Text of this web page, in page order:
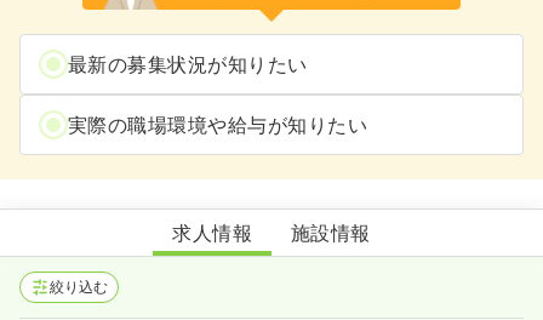
最新の募集状況が知りたい
実際の職場環境や給与が知りたい
訪問看護ステーションデューン相模原
求人情報 施設情報
絞り込む